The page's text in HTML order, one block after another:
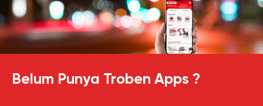
Belum Punya Troben Apps ?